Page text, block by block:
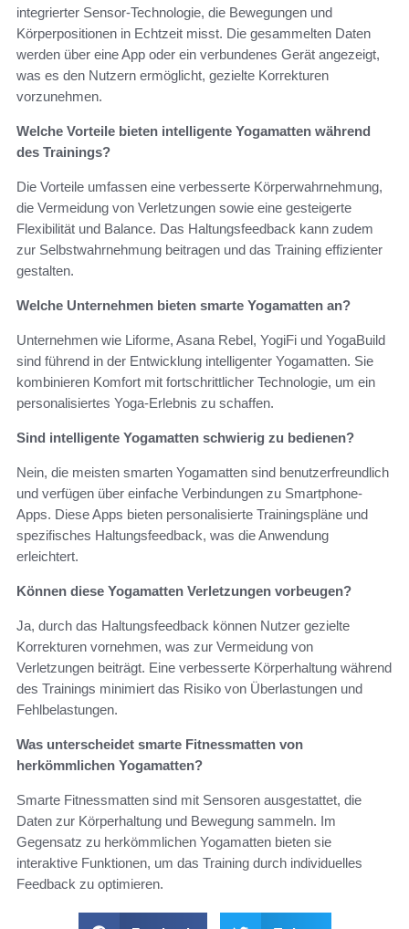
integrierter Sensor-Technologie, die Bewegungen und
Körperpositionen in Echtzeit misst. Die gesammelten Daten
werden über eine App oder ein verbundenes Gerät angezeigt,
was es den Nutzern ermöglicht, gezielte Korrekturen
vorzunehmen.
Welche Vorteile bieten intelligente Yogamatten während
des Trainings?
Die Vorteile umfassen eine verbesserte Körperwahrnehmung,
die Vermeidung von Verletzungen sowie eine gesteigerte
Flexibilität und Balance. Das Haltungsfeedback kann zudem
zur Selbstwahrnehmung beitragen und das Training effizienter
gestalten.
Welche Unternehmen bieten smarte Yogamatten an?
Unternehmen wie Liforme, Asana Rebel, YogiFi und YogaBuild
sind führend in der Entwicklung intelligenter Yogamatten. Sie
kombinieren Komfort mit fortschrittlicher Technologie, um ein
personalisiertes Yoga-Erlebnis zu schaffen.
Sind intelligente Yogamatten schwierig zu bedienen?
Nein, die meisten smarten Yogamatten sind benutzerfreundlich
und verfügen über einfache Verbindungen zu Smartphone-
Apps. Diese Apps bieten personalisierte Trainingspläne und
spezifisches Haltungsfeedback, was die Anwendung
erleichtert.
Können diese Yogamatten Verletzungen vorbeugen?
Ja, durch das Haltungsfeedback können Nutzer gezielte
Korrekturen vornehmen, was zur Vermeidung von
Verletzungen beiträgt. Eine verbesserte Körperhaltung während
des Trainings minimiert das Risiko von Überlastungen und
Fehlbelastungen.
Was unterscheidet smarte Fitnessmatten von
herkömmlichen Yogamatten?
Smarte Fitnessmatten sind mit Sensoren ausgestattet, die
Daten zur Körperhaltung und Bewegung sammeln. Im
Gegensatz zu herkömmlichen Yogamatten bieten sie
interaktive Funktionen, um das Training durch individuelles
Feedback zu optimieren.